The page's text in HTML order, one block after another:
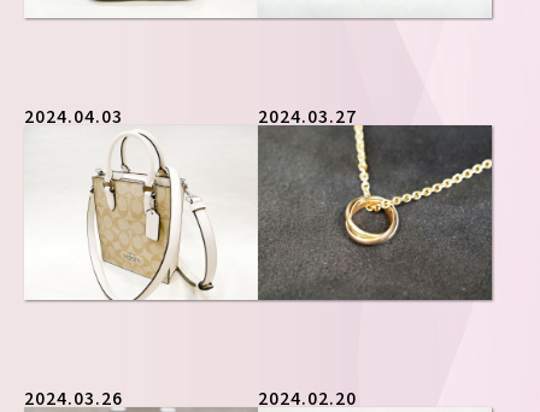
2024.04.03 2024.03.27
2024.03.26 2024.02.20